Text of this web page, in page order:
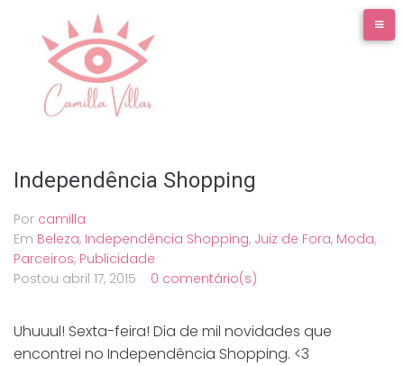
conteúdo
Independência Shopping
Por camilla
Em Beleza, Independência Shopping, Juiz de Fora, Moda,
Parceiros, Publicidade
Postou abril 17, 2015 0 comentário(s)
Uhuuul! Sexta-feira! Dia de mil novidades que
encontrei no Independência Shopping. <3